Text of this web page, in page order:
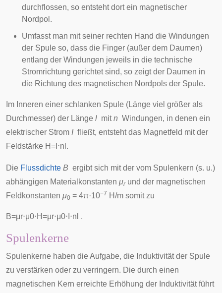
durchflossen, so entsteht dort ein magnetischer
Nordpol.
Umfasst man mit seiner rechten Hand die Windungen
der Spule so, dass die Finger (außer dem Daumen)
entlang der Windungen jeweils in die technische
Stromrichtung gerichtet sind, so zeigt der Daumen in
die Richtung des magnetischen Nordpols der Spule.
Im Inneren einer schlanken Spule (Länge viel größer als
Durchmesser) der Länge l mitn Windungen, in denen ein
elektrischer Strom Ifließt, entsteht das Magnetfeld mit der
Feldstärke H= ⋅n .
Die Flussdichte B ergibt sich mit der vom Spulenkern (s. u.)
abhängigen Materialkonstanten μrund der magnetischen
Feldkonstanten μ0 = 4π·10−7 H/m somit zu
B=μr⋅μ0⋅H=μr⋅μ0⋅ ⋅n .
Spulenkerne
Spulenkerne haben die Aufgabe, die Induktivität der Spule
zu verstärken oder zu verringern. Die durch einen
magnetischen Kern erreichte Erhöhung der Induktivität führt